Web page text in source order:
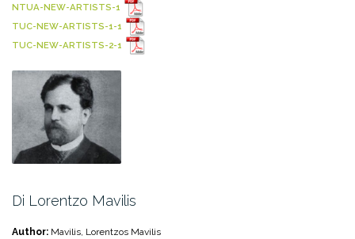
NTUA-NEW-ARTISTS-1
TUC-NEW-ARTISTS-1-1
TUC-NEW-ARTISTS-2-1
Di Lorentzo Mavilis
Author: Mavilis, Lorentzos Mavilis